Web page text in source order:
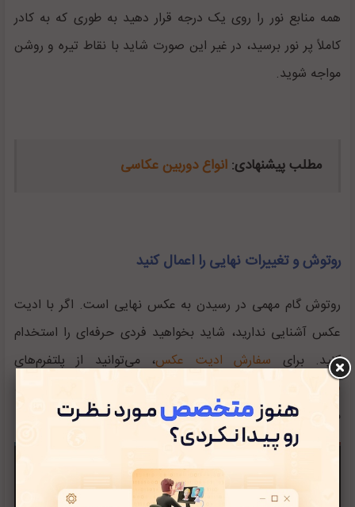
همه منابع نور را روی یک درجه قرار دهید به طوری که به کادر
کاملاً پر نور برسید، در غیر این صورت شاید با نقاط تیره و روشن
مواجه شوید.
مطلب پیشنهادی: انواع دوربین عکاسی
روتوش و تغییرات نهایی را اعمال کنید
روتوش گام مهمی در رسیدن به عکس نهایی است. اگر با ادیت
عکس آشنایی ندارید، شاید بخواهید فردی حرفه‌ای را استخدام
کنید. برای سفارش ادیت عکس، می‌توانید از پلتفرم‌های
فریلنسینگ
منابع رایگان زیادی در این زمینه وجود دارد.